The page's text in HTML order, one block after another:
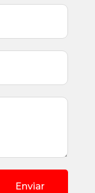
Enviar